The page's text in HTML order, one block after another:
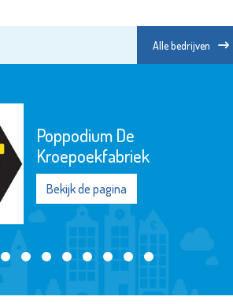
Alle bedrijven
Poppodium De
Kroepoekfabriek
Bekijk de pagina